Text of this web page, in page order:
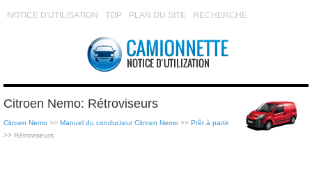
NOTICE D'UTILISATION TOP PLAN DU SITE RECHERCHE
Citroen Nemo: Rétroviseurs
Citroen Nemo >> Manuel du conducteur Citroen Nemo >> Prêt à partir
>> Rétroviseurs